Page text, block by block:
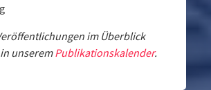
im Überblick
unseremPublikationskalender.